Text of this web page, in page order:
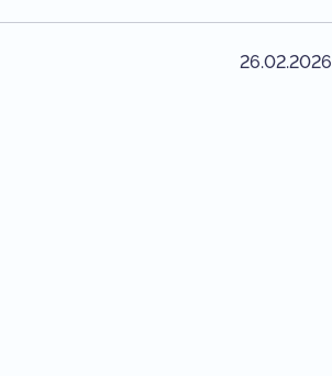
26.02.2026